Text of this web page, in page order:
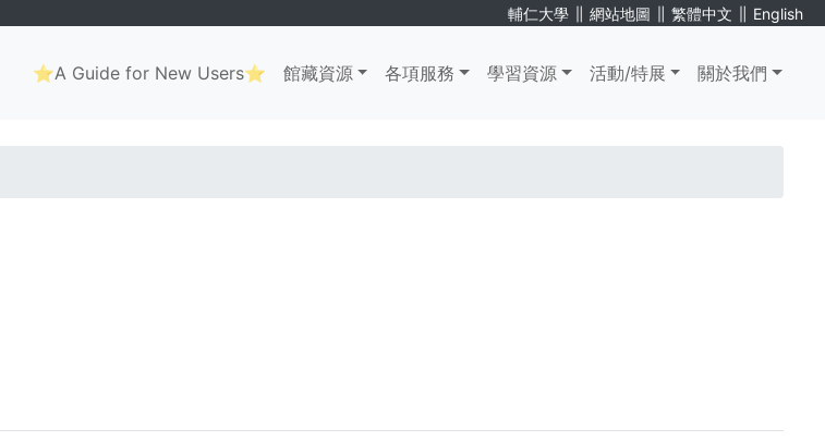
輔仁大學 ∥ 網站地圖 ∥ 繁體中文 ∥ English
Main
navigation
⭐A Guide for New Users⭐ 館藏資源 各項服務 學習資源 活動/特展 關於我們